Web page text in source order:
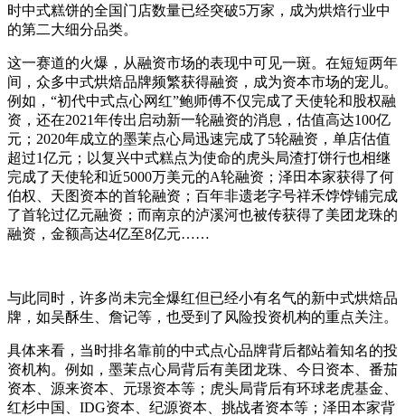
时中式糕饼的全国门店数量已经突破5万家，成为烘焙行业中
的第二大细分品类。
这一赛道的火爆，从融资市场的表现中可见一斑。在短短两年
间，众多中式烘焙品牌频繁获得融资，成为资本市场的宠儿。
例如，“初代中式点心网红”鲍师傅不仅完成了天使轮和股权融
资，还在2021年传出启动新一轮融资的消息，估值高达100亿
元；2020年成立的墨茉点心局迅速完成了5轮融资，单店估值
超过1亿元；以复兴中式糕点为使命的虎头局渣打饼行也相继
完成了天使轮和近5000万美元的A轮融资；泽田本家获得了何
伯权、天图资本的首轮融资；百年非遗老字号祥禾饽饽铺完成
了首轮过亿元融资；而南京的泸溪河也被传获得了美团龙珠的
融资，金额高达4亿至8亿元……
与此同时，许多尚未完全爆红但已经小有名气的新中式烘焙品
牌，如吴酥生、詹记等，也受到了风险投资机构的重点关注。
具体来看，当时排名靠前的中式点心品牌背后都站着知名的投
资机构。例如，墨茉点心局背后有美团龙珠、今日资本、番茄
资本、源来资本、元璟资本等；虎头局背后有环球老虎基金、
红杉中国、IDG资本、纪源资本、挑战者资本等；泽田本家背